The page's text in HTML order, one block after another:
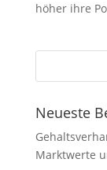
höher ihre
Neueste
Marktwerte